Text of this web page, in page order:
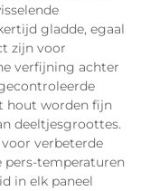
gladde, egaal
zijn voor
verfijning achter
hout worden fijn
deeltjesgroottes.
verbeterde
temperaturen
in elk paneel